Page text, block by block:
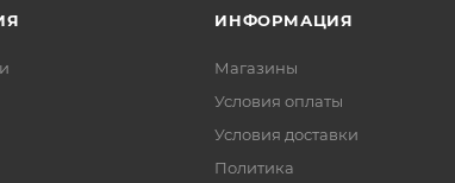
ИНФОРМАЦИЯ
Магазины
Условия оплаты
Условия доставки
Политика